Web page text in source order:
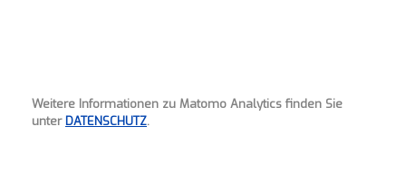
Weitere Informationen zu Matomo Analytics finden Sie
unter DATENSCHUTZ.